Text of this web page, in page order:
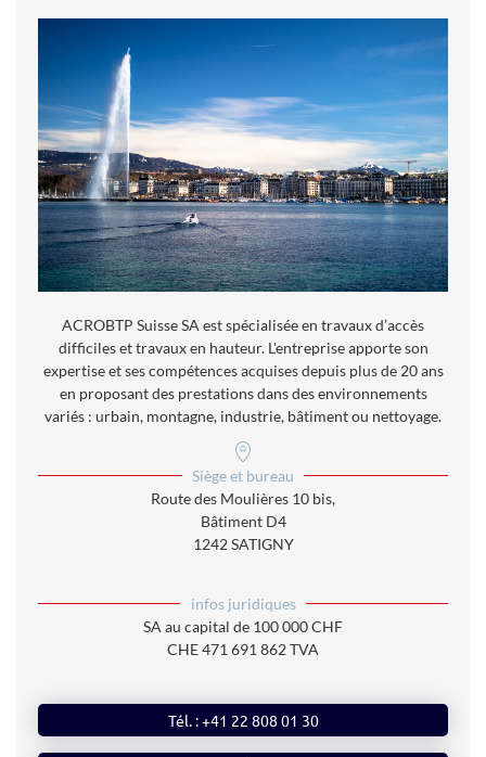
ACROBTP Suisse SA est spécialisée en travaux d’accès
difficiles et travaux en hauteur. L'entreprise apporte son
expertise et ses compétences acquises depuis plus de 20 ans
en proposant des prestations dans des environnements
variés : urbain, montagne, industrie, bâtiment ou nettoyage.
Siège et bureau
Route des Moulières 10 bis,
Bâtiment D4
1242 SATIGNY
infos juridiques
SA au capital de 100 000 CHF
CHE 471 691 862 TVA
Tél. : +41 22 808 01 30